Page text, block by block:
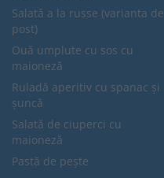
Salată a la russe (varianta de
post)
Ouă umplute cu sos cu
maioneză
Ruladă aperitiv cu spanac și
șuncă
Salată de ciuperci cu
maioneză
Pastă de pește